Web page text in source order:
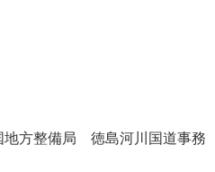
整備局 徳島河川国道事務